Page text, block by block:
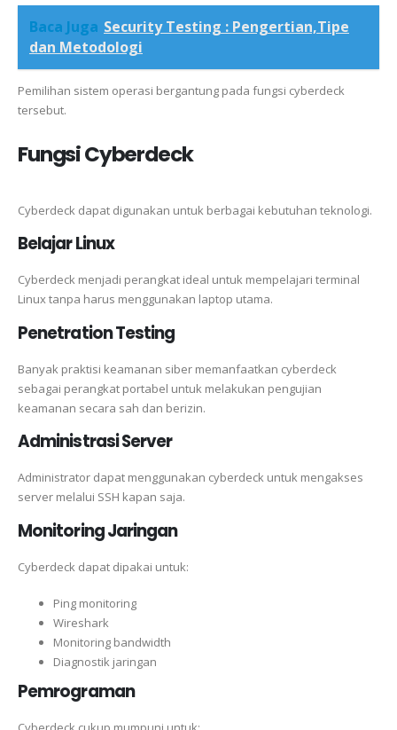
Baca Juga Security Testing : Pengertian,Tipe
dan Metodologi
Pemilihan sistem operasi bergantung pada fungsi cyberdeck
tersebut.
Fungsi Cyberdeck
Cyberdeck dapat digunakan untuk berbagai kebutuhan teknologi.
Belajar Linux
Cyberdeck menjadi perangkat ideal untuk mempelajari terminal
Linux tanpa harus menggunakan laptop utama.
Penetration Testing
Banyak praktisi keamanan siber memanfaatkan cyberdeck
sebagai perangkat portabel untuk melakukan pengujian
keamanan secara sah dan berizin.
Administrasi Server
Administrator dapat menggunakan cyberdeck untuk mengakses
server melalui SSH kapan saja.
Monitoring Jaringan
Cyberdeck dapat dipakai untuk:
Ping monitoring
Wireshark
Monitoring bandwidth
Diagnostik jaringan
Pemrograman